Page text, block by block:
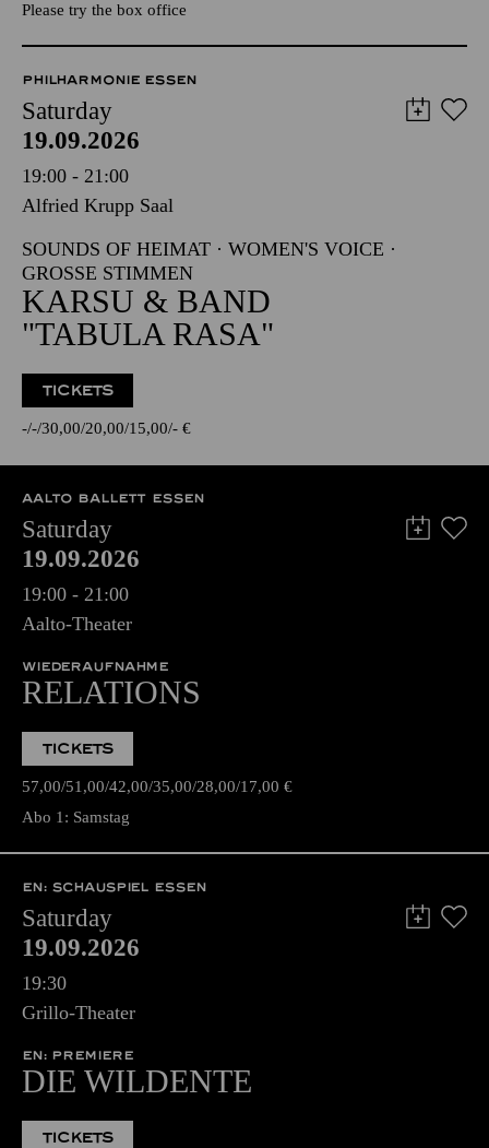
Please try the box office
PHILHARMONIE ESSEN
Saturday
19.09.2026
19:00 - 21:00
Alfried Krupp Saal
SOUNDS OF HEIMAT · WOMEN'S VOICE ·
GROSSE STIMMEN
KARSU & BAND
"TABULA RASA"
TICKETS
- - 30,00 20,00 15,00 - €
AALTO BALLETT ESSEN
Saturday
19.09.2026
19:00 - 21:00
Aalto-Theater
WIEDERAUFNAHME
RELATIONS
TICKETS
57,00 51,00 42,00 35,00 28,00 17,00 €
Abo 1: Samstag
EN: SCHAUSPIEL ESSEN
Saturday
19.09.2026
19:30
Grillo-Theater
EN: PREMIERE
DIE WILDENTE
TICKETS